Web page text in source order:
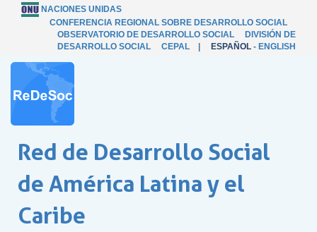
NACIONES UNIDAS
CONFERENCIA REGIONAL SOBRE DESARROLLO SOCIAL
OBSERVATORIO DE DESARROLLO SOCIAL
DIVISIÓN DE
DESARROLLO SOCIAL
CEPAL ESPAÑOL - ENGLISH
Red de Desarrollo Social
de América Latina y el
Caribe